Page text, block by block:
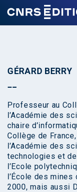
GÉRARD BERRY
Professeur au
l’Académie des
chaire
Collège de
l’Académie des
technologies et de
l’Ecole
l’École des mines
2000, mais aussi